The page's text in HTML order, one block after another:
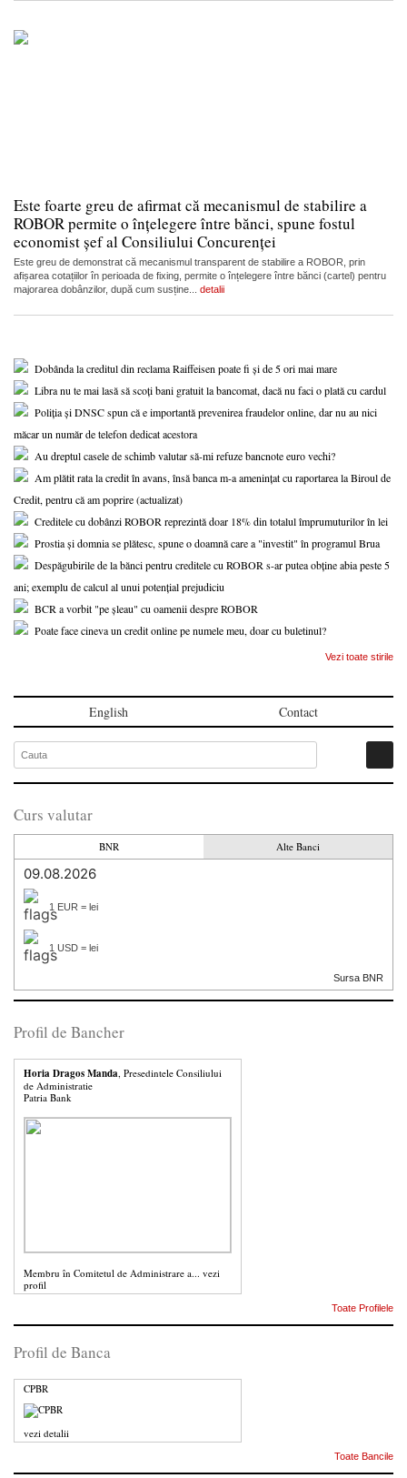
Este foarte greu de afirmat că mecanismul de stabilire a
ROBOR permite o înțelegere între bănci, spune fostul
economist șef al Consiliului Concurenței
Este greu de demonstrat că mecanismul transparent de stabilire a ROBOR, prin
afișarea cotațiilor în perioada de fixing, permite o înțelegere între bănci (cartel) pentru
majorarea dobânzilor, după cum susține... detalii
Dobânda la creditul din reclama Raiffeisen poate fi și de 5 ori mai mare
Libra nu te mai lasă să scoți bani gratuit la bancomat, dacă nu faci o plată cu cardul
Poliția și DNSC spun că e importantă prevenirea fraudelor online, dar nu au nici
măcar un număr de telefon dedicat acestora
Au dreptul casele de schimb valutar să-mi refuze bancnote euro vechi?
Am plătit rata la credit în avans, însă banca m-a amenințat cu raportarea la Biroul de
Credit, pentru că am poprire (actualizat)
Creditele cu dobânzi ROBOR reprezintă doar 18% din totalul împrumuturilor în lei
Prostia și domnia se plătesc, spune o doamnă care a "investit" în programul Brua
Despăgubirile de la bănci pentru creditele cu ROBOR s-ar putea obține abia peste 5
ani; exemplu de calcul al unui potențial prejudiciu
BCR a vorbit "pe șleau" cu oamenii despre ROBOR
Poate face cineva un credit online pe numele meu, doar cu buletinul?
Vezi toate stirile
English Contact
Curs valutar
BNR Alte Banci
09.08.2026
1 EUR = lei
1 USD = lei
Sursa BNR
Profil de Bancher
Horia Dragos Manda , Presedintele Consiliului
de Administratie
Patria Bank
Membru în Comitetul de Administrare a... vezi
profil
Toate Profilele
Profil de Banca
CPBR
vezi detalii
Toate Bancile